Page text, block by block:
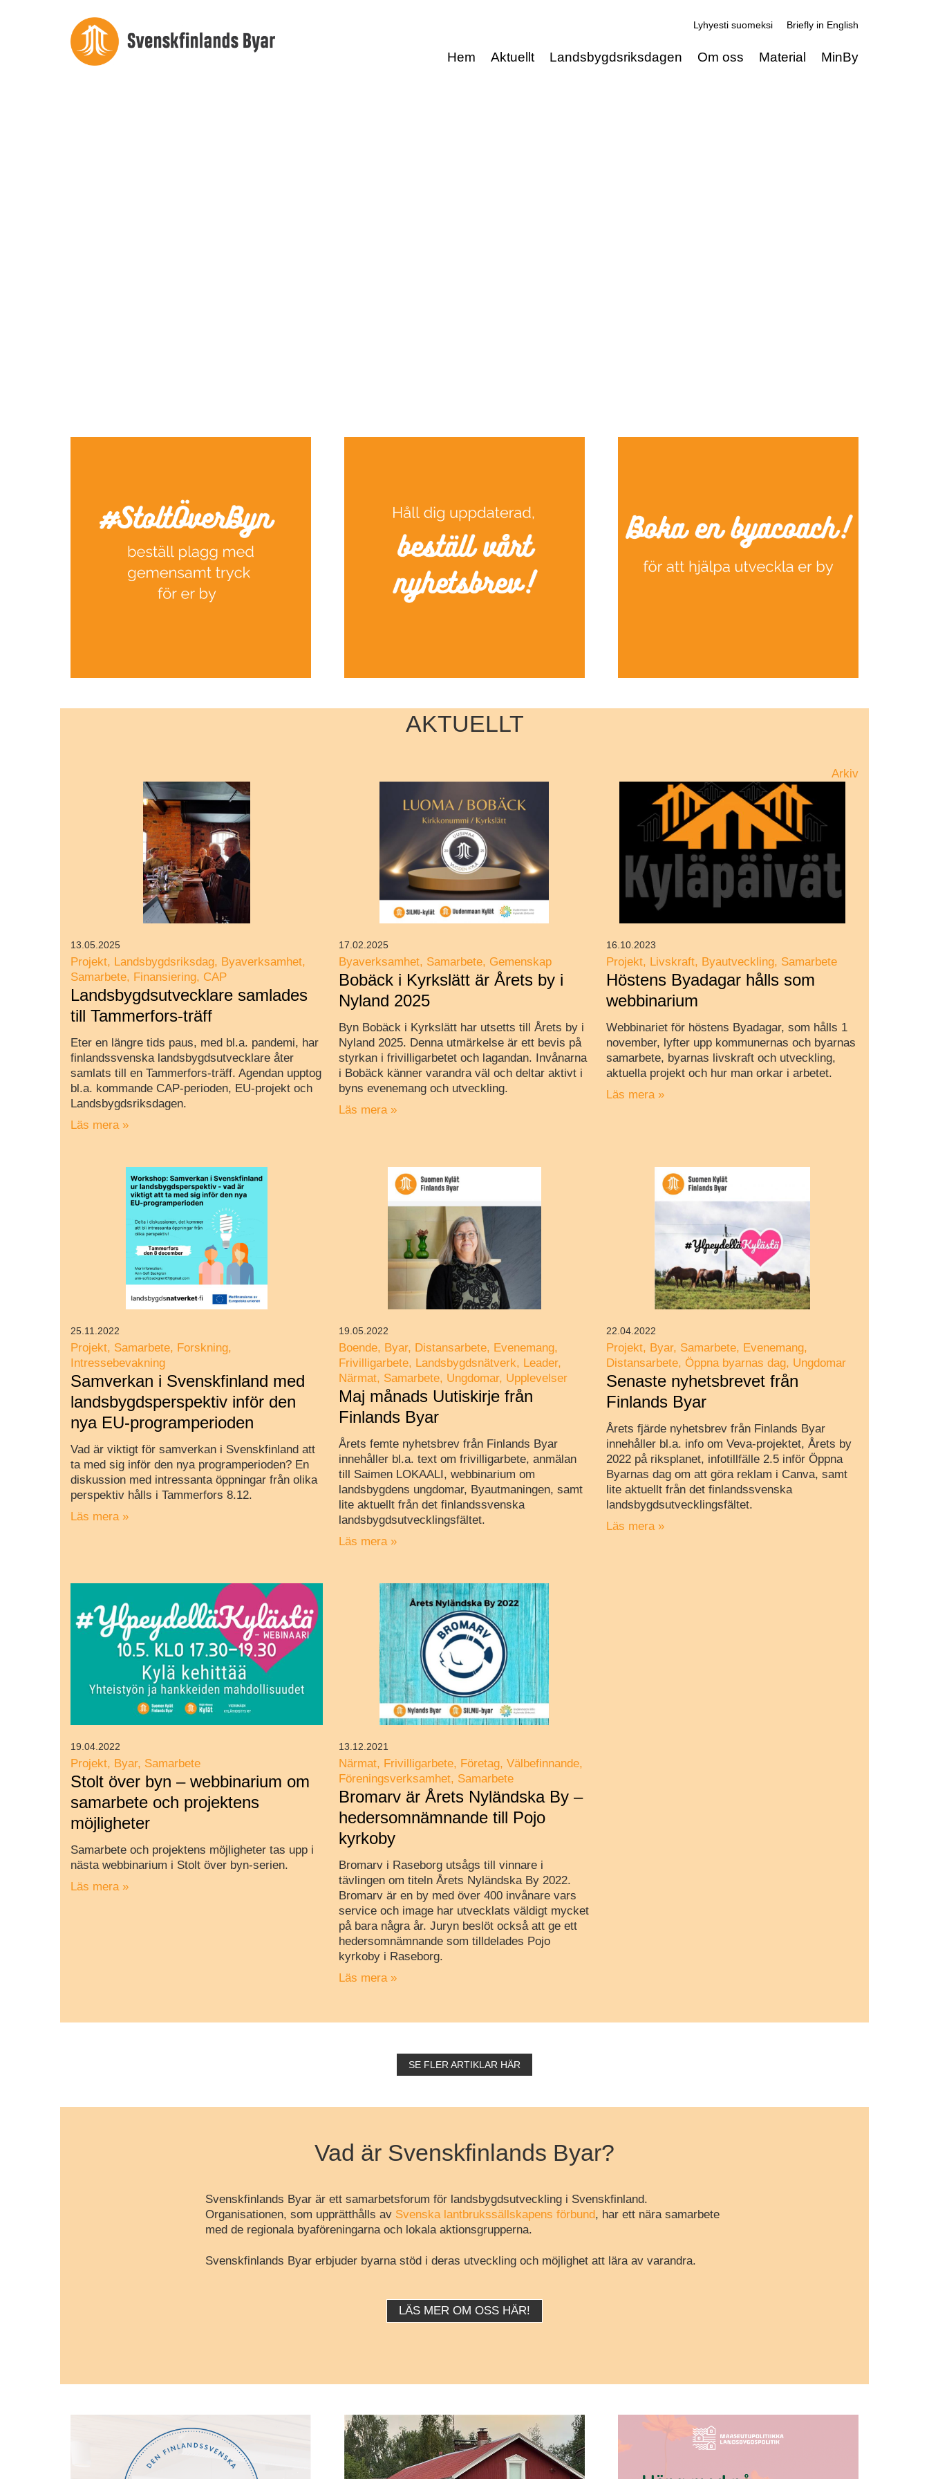
Lyhyesti suomeksi Briefly in English
Hem Aktuellt Landsbygdsriksdagen Om oss Material MinBy
AKTUELLT
Arkiv
Projekt Landsbygdsriksdag
Byaverksamhet
Samarbete
Finansiering CAP
Landsbygdsutvecklare samlades
till Tammerfors-träff
Eter en längre tids paus, med bl.a. pandemi, har
finlandssvenska landsbygdsutvecklare åter
samlats till en Tammerfors-träff. Agendan upptog
bl.a. kommande CAP-perioden, EU-projekt och
Landsbygdsriksdagen.
Läs mera »
13.05.2025
Byaverksamhet Samarbete Gemenskap
Bobäck i Kyrkslätt är Årets by i
Nyland 2025
Byn Bobäck i Kyrkslätt har utsetts till Årets by i
Nyland 2025. Denna utmärkelse är ett bevis på
styrkan i frivilligarbetet och lagandan. Invånarna
i Bobäck känner varandra väl och deltar aktivt i
byns evenemang och utveckling.
Läs mera »
17.02.2025
Projekt Livskraft Byautveckling Samarbete
Höstens Byadagar hålls som
webbinarium
Webbinariet för höstens Byadagar, som hålls 1
november, lyfter upp kommunernas och byarnas
samarbete, byarnas livskraft och utveckling,
aktuella projekt och hur man orkar i arbetet.
Läs mera »
16.10.2023
Projekt Samarbete Forskning
Intressebevakning
Samverkan i Svenskfinland med
landsbygdsperspektiv inför den
nya EU-programperioden
Vad är viktigt för samverkan i Svenskfinland att
ta med sig inför den nya programperioden? En
diskussion med intressanta öppningar från olika
perspektiv hålls i Tammerfors 8.12.
Läs mera »
25.11.2022
Boende Byar Distansarbete
Evenemang
Frivilligarbete
Landsbygdsnätverk
Leader
Närmat
Samarbete Ungdomar Upplevelser
Maj månads Uutiskirje från
Finlands Byar
Årets femte nyhetsbrev från Finlands Byar
innehåller bl.a. text om frivilligarbete, anmälan
till Saimen LOKAALI, webbinarium om
landsbygdens ungdomar, Byautmaningen, samt
lite aktuellt från det finlandssvenska
landsbygdsutvecklingsfältet.
Läs mera »
19.05.2022
Projekt Byar Samarbete Evenemang
Distansarbete Öppna byarnas dag Ungdomar
Senaste nyhetsbrevet från
Finlands Byar
Årets fjärde nyhetsbrev från Finlands Byar
innehåller bl.a. info om Veva-projektet, Årets by
2022 på riksplanet, infotillfälle 2.5 inför Öppna
Byarnas dag om att göra reklam i Canva, samt
lite aktuellt från det finlandssvenska
landsbygdsutvecklingsfältet.
Läs mera »
22.04.2022
Projekt Byar Samarbete
Stolt över byn – webbinarium om
samarbete och projektens
möjligheter
Samarbete och projektens möjligheter tas upp i
nästa webbinarium i Stolt över byn-serien.
Läs mera »
19.04.2022
Närmat Frivilligarbete Företag Välbefinnande
Föreningsverksamhet
Samarbete
Bromarv är Årets Nyländska By –
hedersomnämnande till Pojo
kyrkoby
Bromarv i Raseborg utsågs till vinnare i
tävlingen om titeln Årets Nyländska By 2022.
Bromarv är en by med över 400 invånare vars
service och image har utvecklats väldigt mycket
på bara några år. Juryn beslöt också att ge ett
hedersomnämnande som tilldelades Pojo
kyrkoby i Raseborg.
Läs mera »
13.12.2021
SE FLER ARTIKLAR HÄR
Vad är Svenskfinlands Byar?
Svenskfinlands Byar är ett samarbetsforum för landsbygdsutveckling i Svenskfinland.
Organisationen, som upprätthålls av Svenska lantbrukssällskapens förbund, har ett nära samarbete
med de regionala byaföreningarna och lokala aktionsgrupperna.
Svenskfinlands Byar erbjuder byarna stöd i deras utveckling och möjlighet att lära av varandra.
LÄS MER OM OSS HÄR!